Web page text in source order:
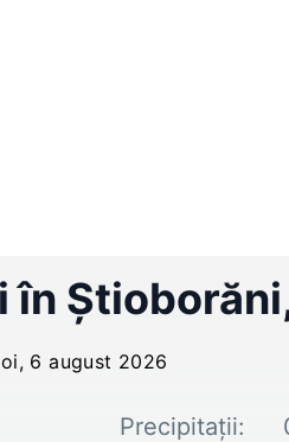
în Ştioborăni
6 august 2026
Precipitații: